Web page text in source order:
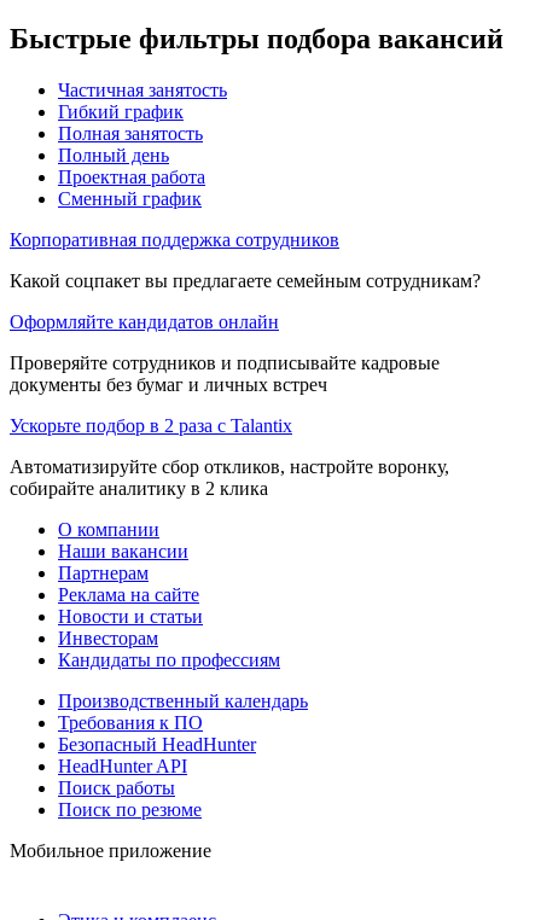
Быстрые фильтры подбора вакансий
Частичная занятость
Гибкий график
Полная занятость
Полный день
Проектная работа
Сменный график
Корпоративная поддержка сотрудников
Какой соцпакет вы предлагаете семейным сотрудникам?
Оформляйте кандидатов онлайн
Проверяйте сотрудников и подписывайте кадровые
документы без бумаг и личных встреч
Ускорьте подбор в 2 раза с Talantix
Автоматизируйте сбор откликов, настройте воронку,
собирайте аналитику в 2 клика
О компании
Наши вакансии
Партнерам
Реклама на сайте
Новости и статьи
Инвесторам
Кандидаты по профессиям
Производственный календарь
Требования к ПО
Безопасный HeadHunter
HeadHunter API
Поиск работы
Поиск по резюме
Мобильное приложение